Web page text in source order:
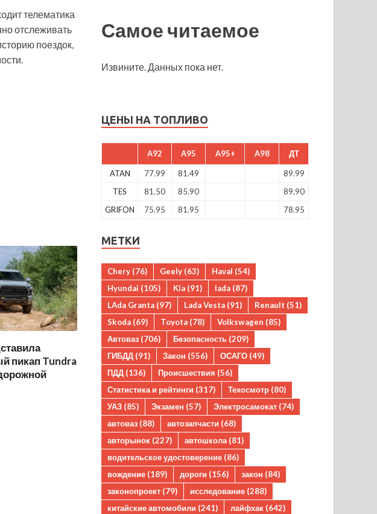
телематика
отслеживать
поездок,
пикап Tundra
Самое читаемое
Извините. Данных пока нет.
ЦЕНЫ НА ТОПЛИВО
A92 A95 A95+ A98 ДТ
ATAN 77.99 81.49
89.99
TES
81.50 85.90
89.90
GRIFON
75.95 81.95 78.95
МЕТКИ
Chery (76) Geely (63) Haval (54)
Hyundai (105) Kia (91) lada (87)
LAda Granta (97) Lada Vesta (91) Renault (51)
Skoda (69) Toyota (78) Volkswagen (85)
Автоваз (706) Безопасность (209)
ГИБДД (91) Закон (556) ОСАГО (49)
ПДД (136) Происшествия (56)
Статистика и рейтинги (317) Техосмотр (80)
УАЗ (85) Экзамен (57) Электросамокат (74)
автоваз (88) автозапчасти (68)
авторынок (227) автошкола (81)
водительское удостоверение (86)
вождение (189) дороги (156) закон (84)
законопроект (79) исследование (288)
китайские автомобили (241) лайфхак (642)